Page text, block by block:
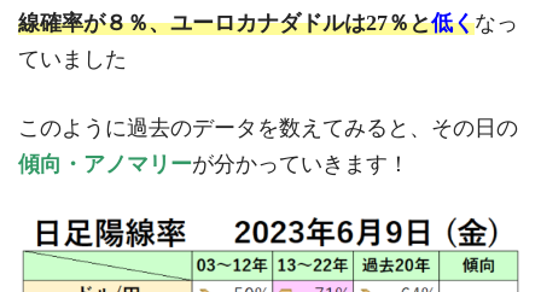
線確率が８％、ユーロカナダドルは27％と低くなっ
ていました
このように過去のデータを数えてみると、その日の
傾向・アノマリーが分かっていきます！